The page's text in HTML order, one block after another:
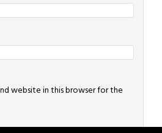
website in this browser for the